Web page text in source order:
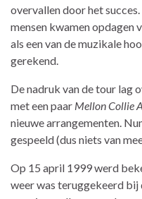
overvallen door het
mensen kwamen opdagen
als een van de muzikale
gerekend.
De nadruk van de tour lag
met een paar Mellon Collie
nieuwe arrangementen.
gespeeld (dus niets van
Op 15 april 1999 werd
weer was teruggekeerd bij